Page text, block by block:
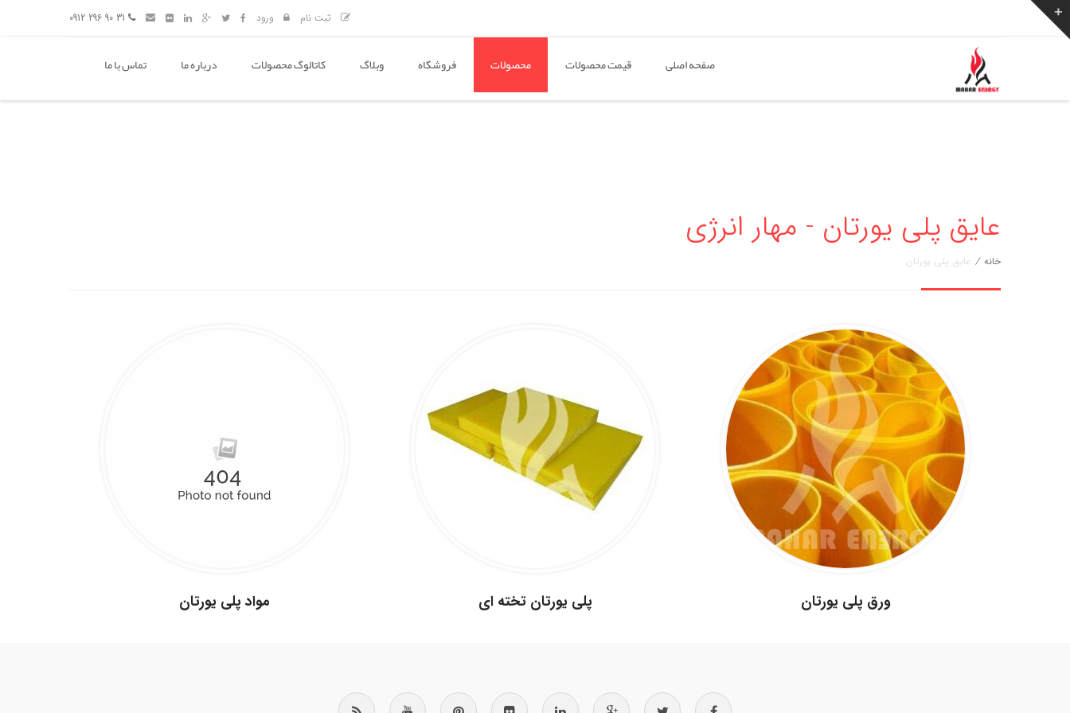
ثبت نام ورود
صفحه اصلی قیمت محصولات محصولات فروشگاه وبلاگ کاتالوگ محصولات درباره ما تماس با ما
عایق پلی یورتان - مهار انرژی
خانه / عایق پلی یورتان
مواد پلی یورتان
پلی یورتان تخته ای
ورق پلی یورتان